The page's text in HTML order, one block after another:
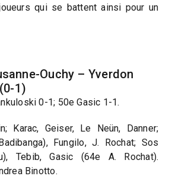
qui se battent ainsi pour un
Ouchy – Yverdon
1)
0-1; 50e Gasic 1-1.
Karac, Geiser, Le Neün, Danner;
Fungilo, J. Rochat; Sos
Tebib, Gasic (64e A. Rochat).
Binotto.